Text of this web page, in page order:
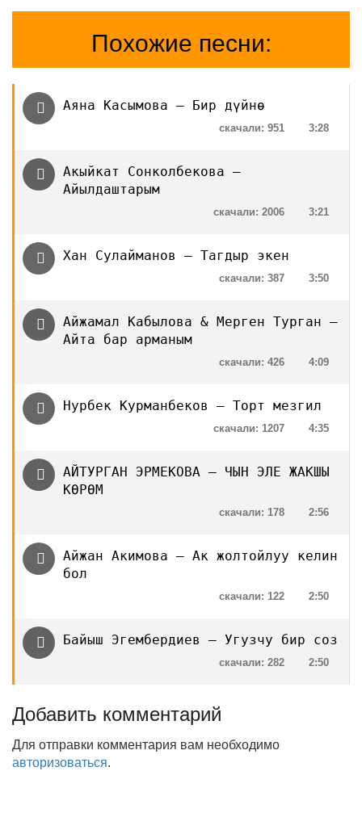
Похожие песни:
Аяна Касымова — Бир дүйнө
3:28
скачали: 951
Акыйкат Сонколбекова —
Айылдаштарым
3:21
скачали: 2006
Хан Сулайманов — Тагдыр экен
3:50
скачали: 387
Айжамал Кабылова & Мерген Турган —
Айта бар арманым
4:09
скачали: 426
Нурбек Курманбеков — Торт мезгил
4:35
скачали: 1207
АЙТУРГАН ЭРМЕКОВА — ЧЫН ЭЛЕ ЖАКШЫ
КӨРӨМ
2:56
скачали: 178
Айжан Акимова — Ак жолтойлуу келин
бол
2:50
скачали: 122
Байыш Эгембердиев — Угузчу бир соз
2:50
скачали: 282
Добавить комментарий
Для отправки комментария вам необходимо
авторизоваться.